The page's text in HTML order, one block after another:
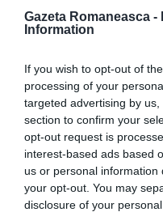
Gazeta Romaneasca -
Information
If you wish to opt-out of
processing of your
targeted advertising by
section to confirm your
opt-out request is
interest-based ads based
us or personal
your opt-out. You may
disclosure of your
echipa italiană Vini-
frumoase.
Într-un interviu acordat
Grosu a fost întrebat
sportivi români ca
Simona Halep.“Ei sunt
trebuie să muncesc